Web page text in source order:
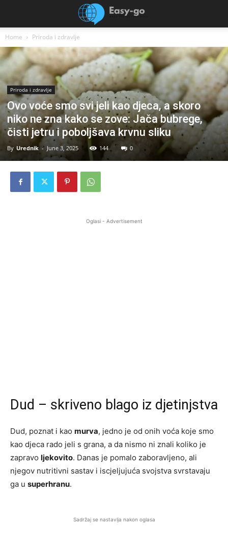
Home Priroda i zdravlje
Priroda i zdravlje
Ovo voće smo svi jeli kao djeca, a skoro
niko ne zna kako se zove: Jača bubrege,
čisti jetru i poboljšava krvnu sliku
By Urednik - June 3, 2025 144 0
Oglasi - Advertisement
Dud – skriveno blago iz djetinjstva
Dud, poznat i kao murva, jedno je od onih voća koje smo
kao djeca rado jeli s grana, a da nismo ni znali koliko je
zapravo ljekovito. Danas je pomalo zaboravljeno, ali
njegov nutritivni sastav i iscjeljujuća svojstva svrstavaju
ga u superhranu.
Sadržaj se nastavlja nakon oglasa